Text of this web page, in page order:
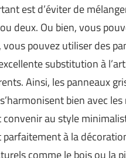
est d’éviter de
deux. Ou bien, vous
pouvez utiliser des
substitution à
Ainsi, les panneaux
bien avec
au style
à la